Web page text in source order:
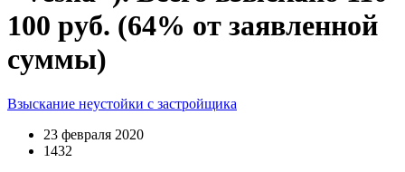
100 руб. (64% от заявленной
суммы)
Взыскание неустойки с застройщика
23 февраля 2020
1432